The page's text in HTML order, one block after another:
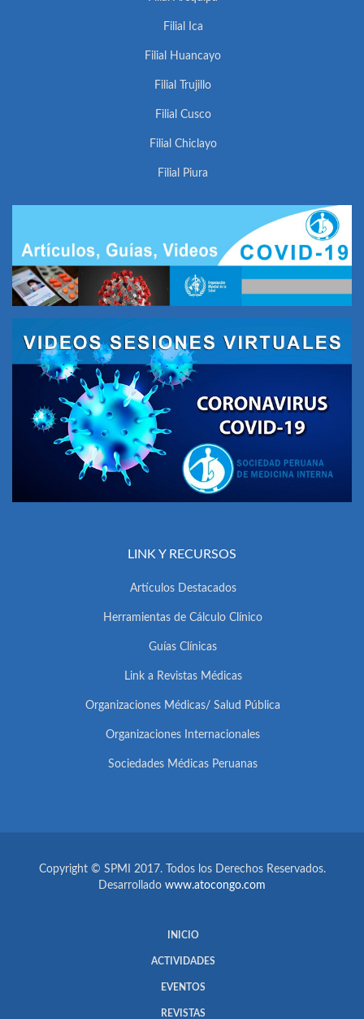
Filial Ica
Filial Huancayo
Filial Trujillo
Filial Cusco
Filial Chiclayo
Filial Piura
LINK Y RECURSOS
Artículos Destacados
Herramientas de Cálculo Clínico
Guías Clínicas
Link a Revistas Médicas
Organizaciones Médicas/ Salud Pública
Organizaciones Internacionales
Sociedades Médicas Peruanas
Copyright © SPMI 2017. Todos los Derechos Reservados.
Desarrollado www.atocongo.com
INICIO
ACTIVIDADES
EVENTOS
REVISTAS